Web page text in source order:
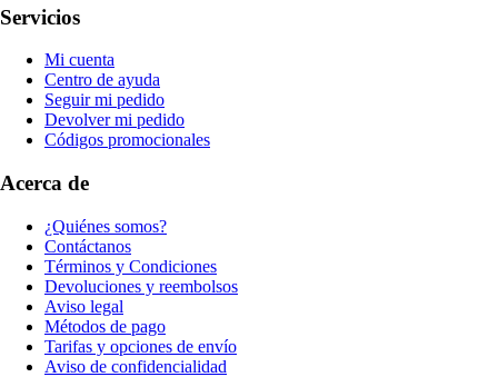
Servicios
Mi cuenta
Centro de ayuda
Seguir mi pedido
Devolver mi pedido
Códigos promocionales
Acerca de
¿Quiénes somos?
Contáctanos
Términos y Condiciones
Devoluciones y reembolsos
Aviso legal
Métodos de pago
Tarifas y opciones de envío
Aviso de confidencialidad